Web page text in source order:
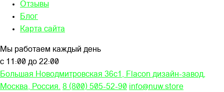
Отзывы
Блог
Карта сайта
Мы работаем каждый день
с 11:00 до 22:00
Большая Новодмитровская 36c1, Flacon дизайн-завод,
Москва, Россия. 8 (800) 505-52-90 info@nuw.store